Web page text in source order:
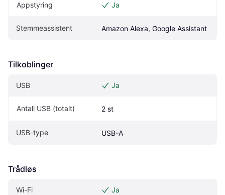
Appstyring Ja
Stemmeassistent Amazon Alexa, Google Assistant
Tilkoblinger
USB Ja
Antall USB (totalt) 2 st
USB-type USB-A
Trådløs
Wi-Fi Ja